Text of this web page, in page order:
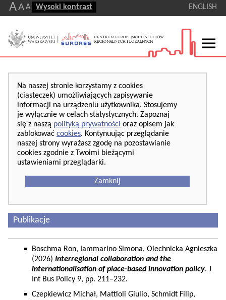
AA A Wysoki kontrast ENGLISH
Na naszej stronie korzystamy z cookies
(ciasteczek) umożliwiających zapisywanie
informacji na urządzeniu użytkownika. Stosujemy
je wyłącznie w celach statystycznych. Zapoznaj
się z naszą polityką prywatności oraz opisem jak
zablokować cookies. Kontynuując przeglądanie
naszej strony wyrażasz zgodę na pozostawianie
cookies zgodnie z Twoimi bieżącymi
ustawieniami przeglądarki.
Zamknij
Publikacje
Boschma Ron, Iammarino Simona, Olechnicka Agnieszka
(2026) Interregional collaboration and the
internationalisation of place-based innovation policy. J
Int Bus Policy 9, pp. 211–232.
Czepkiewicz Michał, Mattioli Giulio, Schmidt Filip,